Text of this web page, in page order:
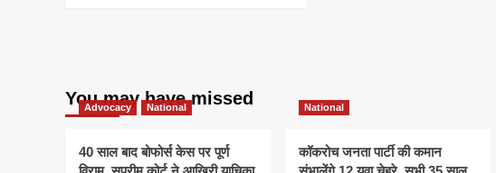
अधिक
बारिश
मई,
You may have missed
Advocacy National
40 साल बाद बोफोर्स केस पर पूर्ण
National
कॉकरोच जनता पार्टी की कमान